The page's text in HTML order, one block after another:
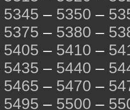
5345 – 5350 –
5375 – 5380 –
5405 – 5410 –
5435 – 5440 –
5465 – 5470 –
5495 – 5500 –